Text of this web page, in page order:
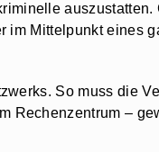
im Mittelpunkt eines
So muss die
Rechenzentrum –